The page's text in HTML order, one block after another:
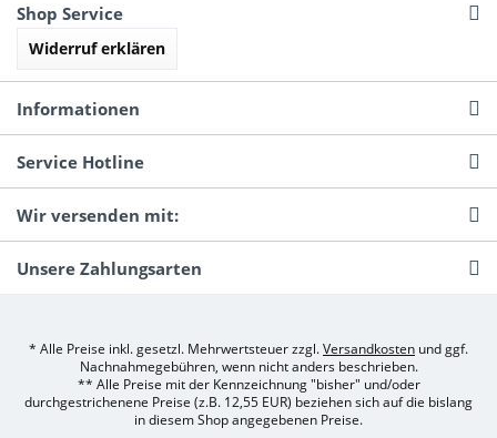
Shop Service
Widerruf erklären
Informationen
Service Hotline
Wir versenden mit:
Unsere Zahlungsarten
* Alle Preise inkl. gesetzl. Mehrwertsteuer zzgl.Versandkosten und ggf.
Nachnahmegebühren, wenn nicht anders beschrieben.
** Alle Preise mit der Kennzeichnung "bisher" und/oder
durchgestrichenene Preise (z.B. 12,55 EUR) beziehen sich auf die bislang
in diesem Shop angegebenen Preise.